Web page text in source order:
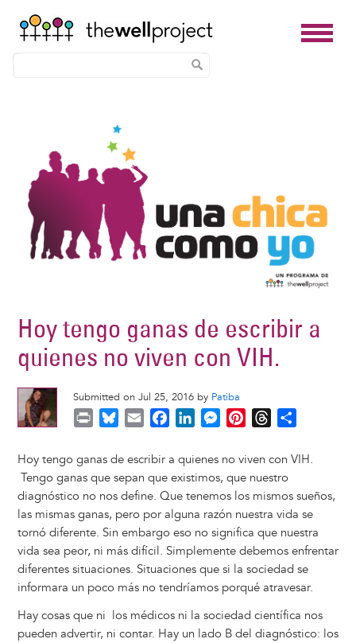
Hoy tengo ganas de escribir a
quienes no viven con VIH.
Submitted on Jul 25, 2016 by Patiba
i
n
t
u
e
s
k
y
a
i
l
c
e
b
o
o
k
n
k
e
d
I
n
M
s
s
e
n
g
e
r
n
t
e
r
e
s
t
r
e
a
d
s
a
e
Hoy tengo ganas de escribir a quienes no viven con VIH.
Tengo ganas que sepan que existimos, que nuestro
diagnóstico no nos define. Que tenemos los mismos sueños,
las mismas ganas, pero por alguna razón nuestra vida se
tornó diferente. Sin embargo eso no significa que nuestra
vida sea peor, ni más difícil. Simplemente debemos enfrentar
diferentes situaciones. Situaciones que si la sociedad se
informara un poco más no tendríamos porqué atravesar.
Hay cosas que ni los médicos ni la sociedad científica nos
pueden advertir, ni contar. Hay un lado B del diagnóstico: los